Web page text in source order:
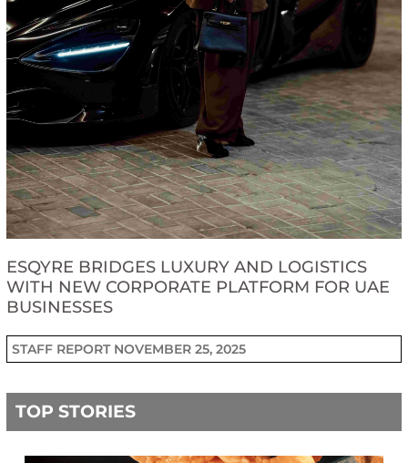
ESQYRE BRIDGES LUXURY AND LOGISTICS
WITH NEW CORPORATE PLATFORM FOR UAE
BUSINESSES
STAFF REPORT NOVEMBER 25, 2025
TOP STORIES